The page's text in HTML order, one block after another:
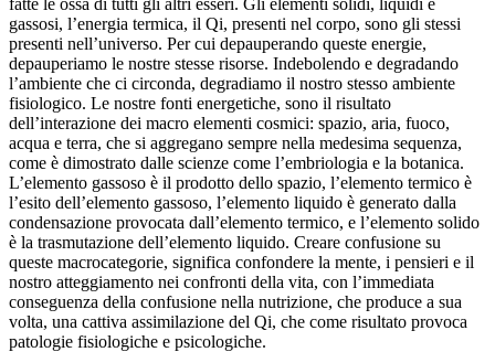
gassosi, l’energia termica, il Qi, presenti nel corpo, sono gli stessi
presenti nell’universo. Per cui depauperando queste energie,
depauperiamo le nostre stesse risorse. Indebolendo e degradando
l’ambiente che ci circonda, degradiamo il nostro stesso ambiente
fisiologico. Le nostre fonti energetiche, sono il risultato
dell’interazione dei macro elementi cosmici: spazio, aria, fuoco,
acqua e terra, che si aggregano sempre nella medesima sequenza,
come è dimostrato dalle scienze come l’embriologia e la botanica.
L’elemento gassoso è il prodotto dello spazio, l’elemento termico è
l’esito dell’elemento gassoso, l’elemento liquido è generato dalla
condensazione provocata dall’elemento termico, e l’elemento solido
è la trasmutazione dell’elemento liquido. Creare confusione su
queste macrocategorie, significa confondere la mente, i pensieri e il
nostro atteggiamento nei confronti della vita, con l’immediata
conseguenza della confusione nella nutrizione, che produce a sua
volta, una cattiva assimilazione del Qi, che come risultato provoca
patologie fisiologiche e psicologiche.